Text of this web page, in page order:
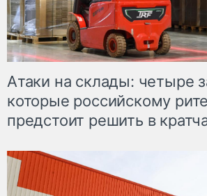
Атаки на склады: четыре
которые российскому
предстоит решить в